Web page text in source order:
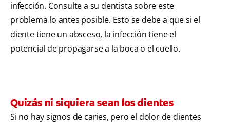
infección. Consulte a su dentista sobre este
problema lo antes posible. Esto se debe a que si el
diente tiene un absceso, la infección tiene el
potencial de propagarse a la boca o el cuello.
Quizás ni siquiera sean los dientes
Si no hay signos de caries, pero el dolor de dientes